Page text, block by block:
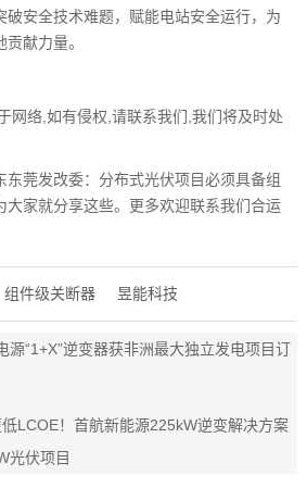
破安全技术难题，赋能电站安全运行，为
献力量。
网络,如有侵权,请联系我们,我们将及时处
东莞发改委：分布式光伏项目必须具备组
大家就分享这些。更多欢迎联系我们合运
组件级关断器 昱能科技
源“1+X”逆变器获非洲最大独立发电项目订
LCOE！首航新能源225kW逆变解决方案
光伏项目